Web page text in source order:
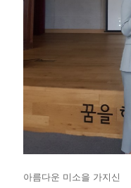
아름다운 미소을 가지신